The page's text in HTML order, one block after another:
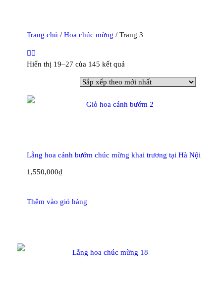
Trang chủ / Hoa chúc mừng / Trang 3
Hiển thị 19–27 của 145 kết quảĐã
xếp
mới
Lẵng hoa cánh bướm chúc mừng khai trương tại Hà Nội
1,550,000₫
Thêm vào giỏ hàng